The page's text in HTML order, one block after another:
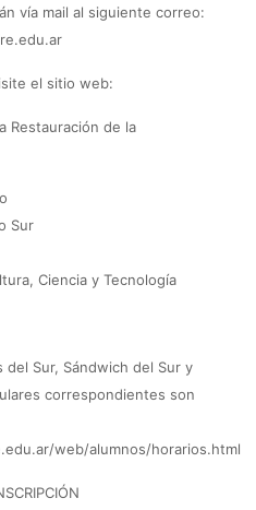
vía mail al siguiente correo:
el sitio web:
Restauración de la
Sur
Ciencia y Tecnología
del Sur, Sándwich del Sur y
correspondientes son
web/alumnos/horarios.html